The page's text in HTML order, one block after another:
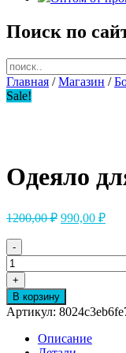
Поиск по
Главная /Магазин /
Sale!
Одеяло
1200,00₽
1200,00 ₽.
990,00 ₽
-
Количество
товара
Одеяло
для
йоги
+
В корзину
Артикул:
Описание